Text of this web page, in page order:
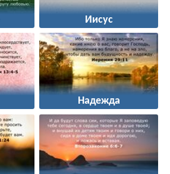
Иисус
Надежда